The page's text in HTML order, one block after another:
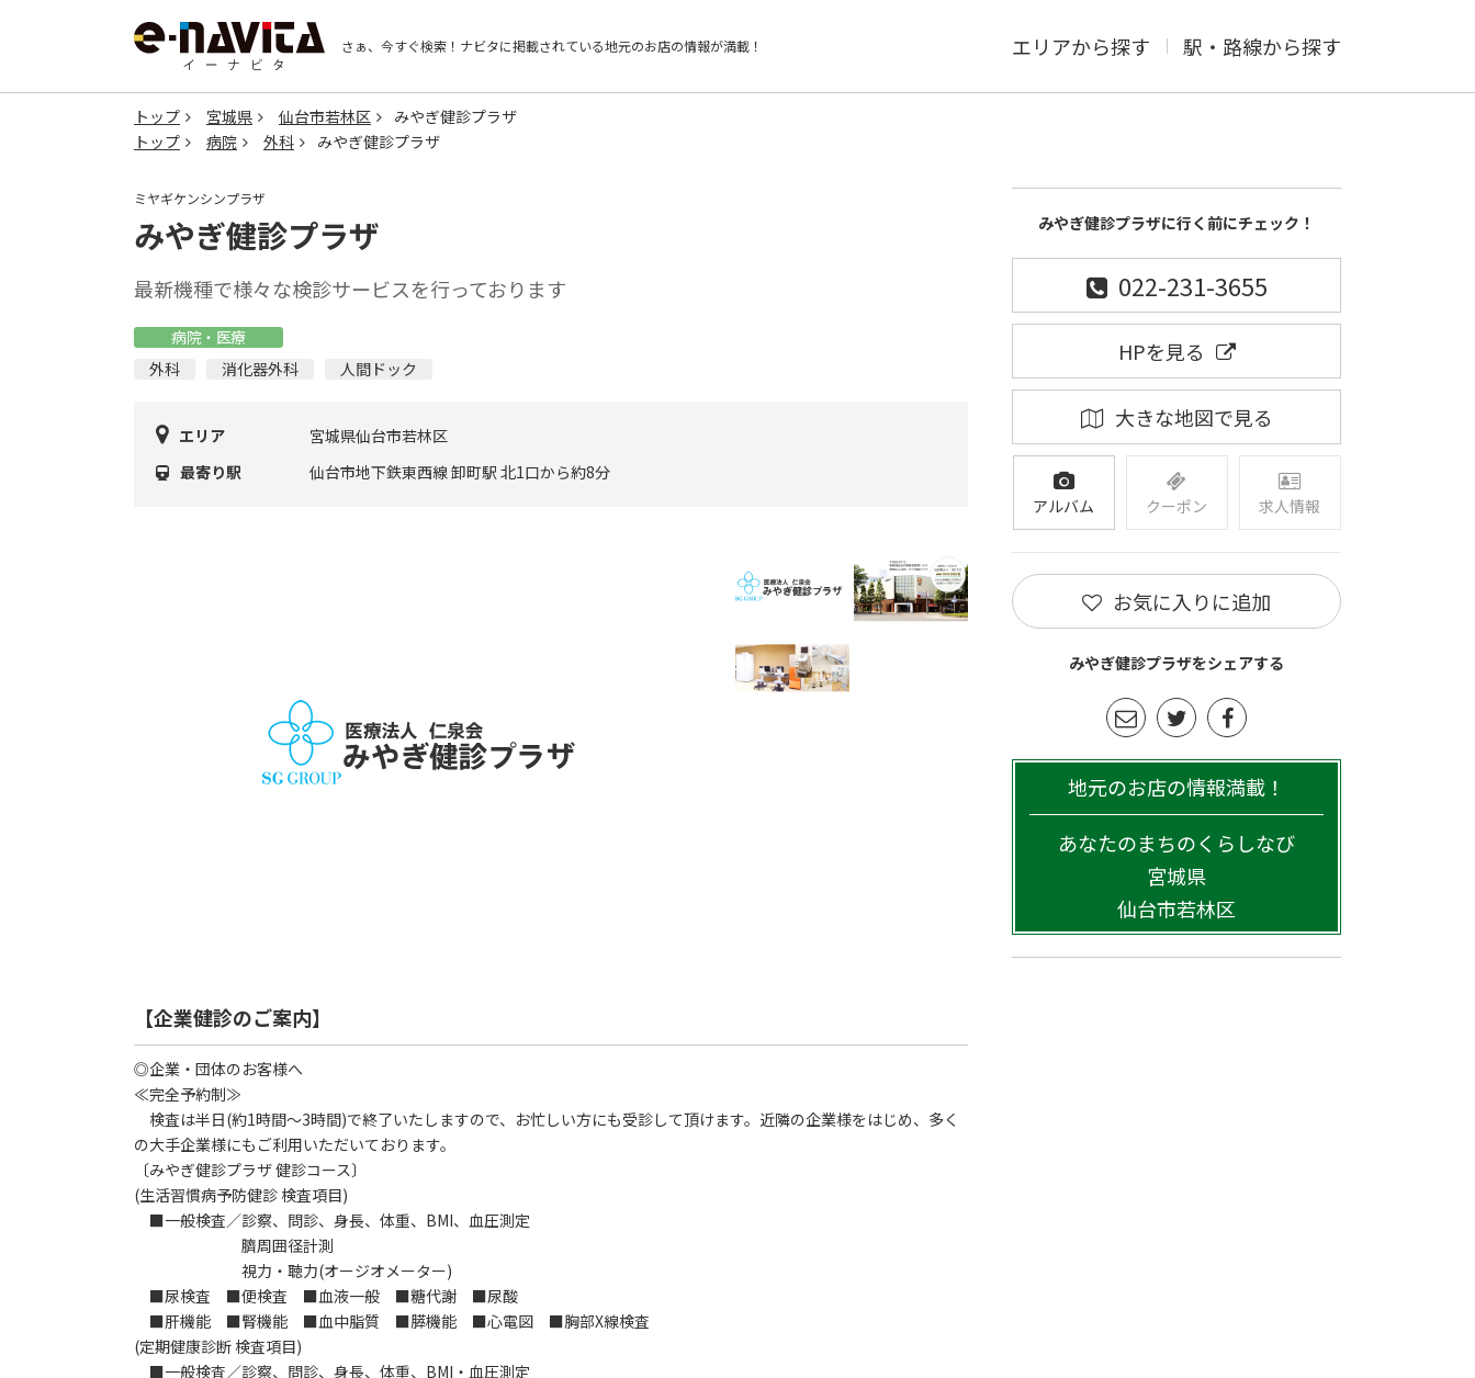
さぁ、今すぐ検索！ ナビタに掲載されている地元のお店の情報が満載！ エリアから探す 駅・路線から探す
トップ 宮城県 仙台市若林区
みやぎ健診プラザ
トップ
病院 外科 みやぎ健診プラザ
ミヤギケンシンプラザ
みやぎ健診プラザ
最新機種で様々な検診サービスを行っております
病院・医療
外科
消化器外科 人間ドック
エリア
宮城県仙台市若林区
最寄り駅
仙台市地下鉄東西線 卸町駅 北1口から約8分
【企業健診のご案内】
◎企業・団体のお客様へ
≪完全予約制≫
検査は半日(約1時間～3時間)で終了いたしますので、お忙しい方にも受診して頂けます。近隣の企業様をはじめ、多く
の大手企業様にもご利用いただいております。
〔みやぎ健診プラザ 健診コース〕
(生活習慣病予防健診 検査項目)
■一般検査／診察、問診、身長、体重、BMI、血圧測定
臍周囲径計測
視力・聴力(オージオメーター)
■尿検査 ■便検査 ■血液一般 ■糖代謝 ■尿酸
■肝機能 ■腎機能 ■血中脂質 ■膵機能 ■心電図 ■胸部X線検査
(定期健康診断 検査項目)
■一般検査／診察、問診、身長、体重、BMI・血圧測定
みやぎ健診プラザに行く前にチェック！
022-231-3655
HPを見る
大きな地図で見る
アルバム クーポン 求人情報
お気に入りに追加
みやぎ健診プラザをシェアする
地元のお店の情報満載！
あなたのまちのくらしなび
宮城県
仙台市若林区